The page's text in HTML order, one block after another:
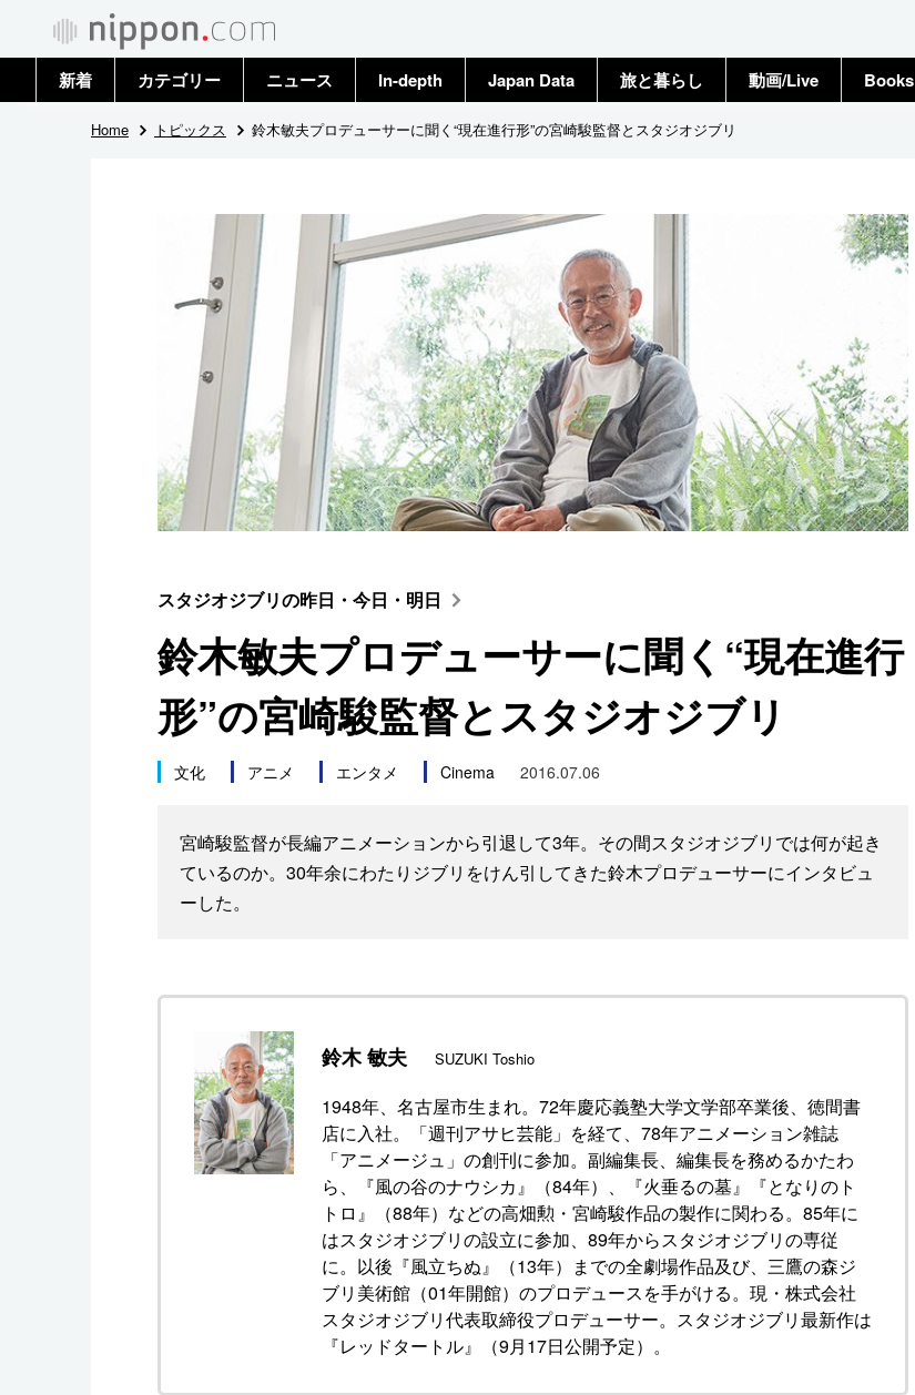
新着 カテゴリー
政治・外交
科学・技術
暮らし
スポーツ・東京2020
ニュース
トップ
In-depth Japan Data 旅と暮らし 動画/Live Books
Home トピックス 鈴木敏夫プロデューサーに聞く“現在進行形”の宮崎駿監督とスタジオジブリ
スタジオジブリの昨日・今日・明日
鈴木敏夫プロデューサーに聞く“現在進行
形”の宮崎駿監督とスタジオジブリ
文化 アニメ エンタメ Cinema 2016.07.06
宮崎駿監督が長編アニメーションから引退して3年。その間スタジオジブリでは何が起き
ているのか。30年余にわたりジブリをけん引してきた鈴木プロデューサーにインタビュ
ーした。
鈴木 敏夫 SUZUKI Toshio
1948年、名古屋市生まれ。72年慶応義塾大学文学部卒業後、徳間書
店に入社。「週刊アサヒ芸能」を経て、78年アニメーション雑誌
「アニメージュ」の創刊に参加。副編集長、編集長を務めるかたわ
ら、『風の谷のナウシカ』（84年）、『火垂るの墓』『となりのト
トロ』（88年）などの高畑勲・宮崎駿作品の製作に関わる。85年に
はスタジオジブリの設立に参加、89年からスタジオジブリの専従
に。以後『風立ちぬ』（13年）までの全劇場作品及び、三鷹の森ジ
ブリ美術館（01年開館）のプロデュースを手がける。現・株式会社
スタジオジブリ代表取締役プロデューサー。スタジオジブリ最新作は
『レッドタートル』（9月17日公開予定）。